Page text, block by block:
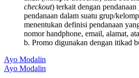
checkout) terkait dengan pendanaan
pendanaan dalam suatu grup/
menentukan definisi pendanaan
nomor handphone, email, alamat,
b. Promo digunakan dengan itikad
Ayo Modalin
Ayo Modalin